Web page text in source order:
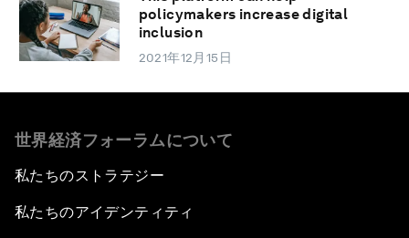
policymakers increase digital
inclusion
2021年12月15日
世界経済フォーラムについて
私たちのストラテジー
私たちのアイデンティティ